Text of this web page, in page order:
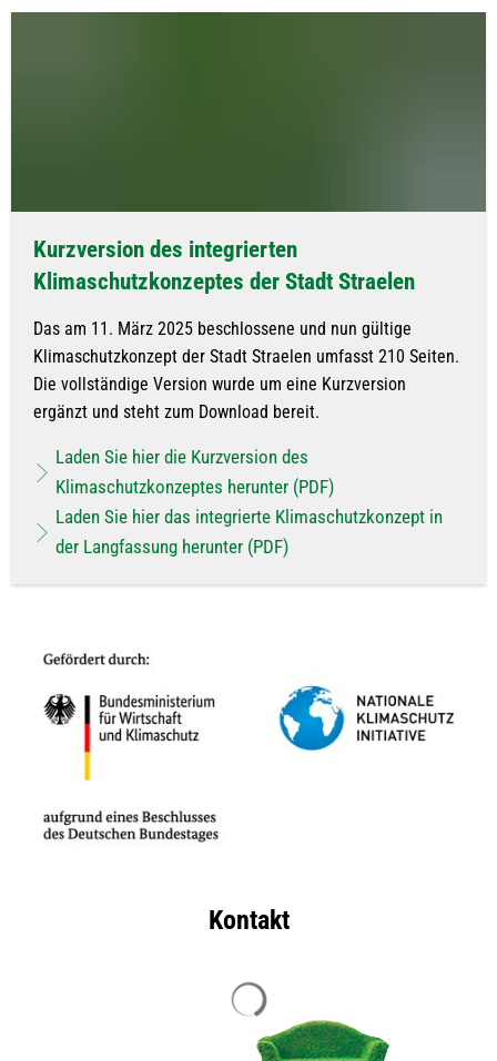
Kurzversion des integrierten
Klimaschutzkonzeptes der Stadt Straelen
Das am 11. März 2025 beschlossene und nun gültige
Klimaschutzkonzept der Stadt Straelen umfasst 210 Seiten.
Die vollständige Version wurde um eine Kurzversion
ergänzt und steht zum Download bereit.
Laden Sie hier die Kurzversion des
Klimaschutzkonzeptes herunter (PDF)
Laden Sie hier das integrierte Klimaschutzkonzept in
der Langfassung herunter (PDF)
Kontakt